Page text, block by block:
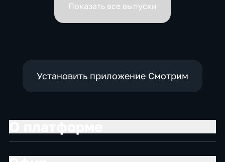
Показать все выпуски
Установить приложение Смотрим